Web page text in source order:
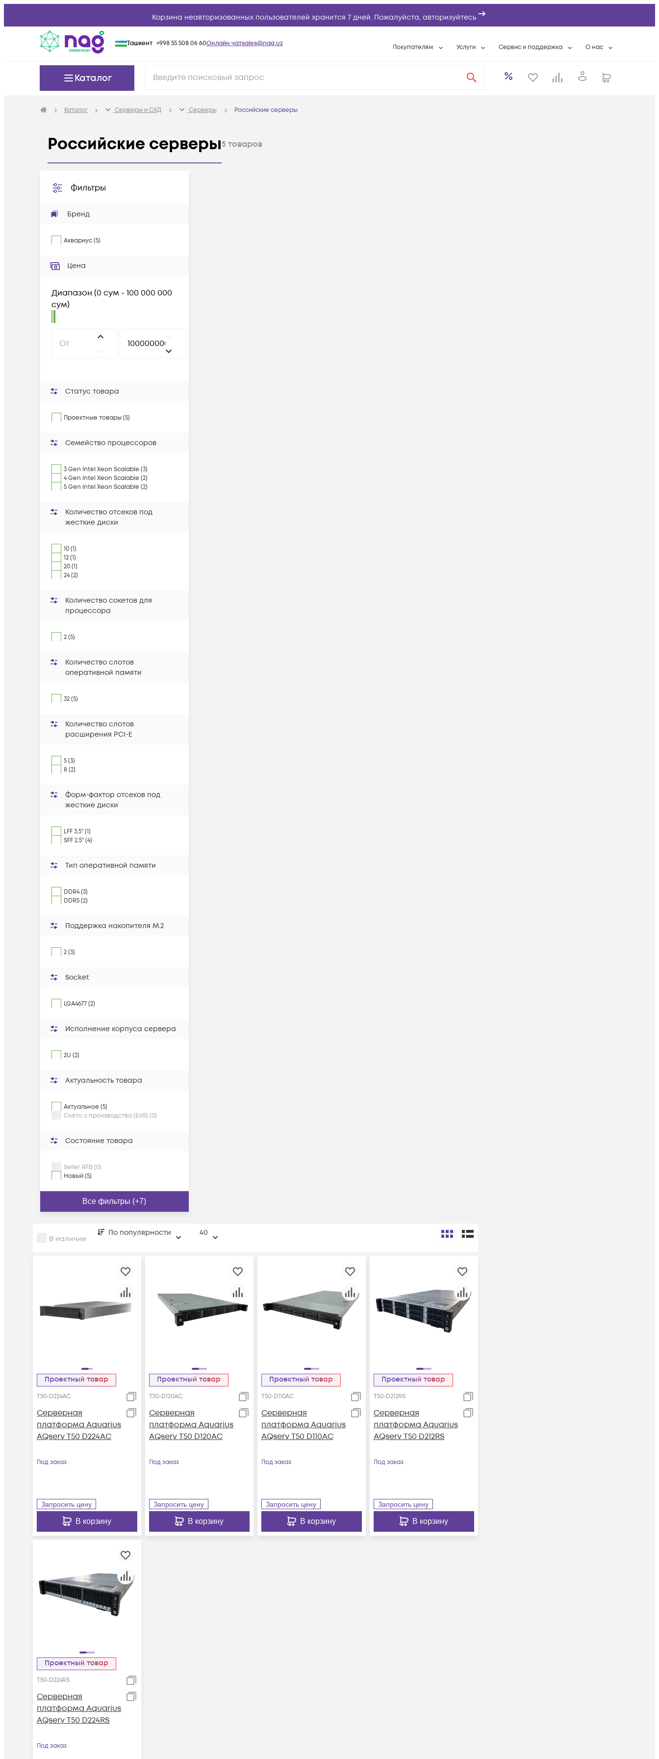
Корзина неавторизованных пользователей хранится 7 дней. Пожалуйста, авторизуйтесь
Ташкент +998 55 508 06 60Онлайн чатsales@nag.uz Покупателям Услуги
Расширенная гарантия
Сервис и поддержка
Разовые выездные работы
О нас
Контактная
Каталог
Каталог Серверы и СХД Серверы Российские серверы
Российские серверы5 товаров
Фильтры
Бренд
Аквариус(5)
Цена
Диапазон (0 сум - 100 000 000
сум)
Статус товара
Проектные товары (5)
Семейство процессоров
3 Gen Intel Xeon Scalable (3)
4 Gen Intel Xeon Scalable (2)
5 Gen Intel Xeon Scalable (2)
Количество отсеков под
жесткие диски
10 (1)
12 (1)
20 (1)
24 (2)
Количество сокетов для
процессора
2 (5)
Количество слотов
оперативной памяти
32 (5)
Количество слотов
расширения PCI-E
5 (3)
8 (2)
Форм-фактор отсеков под
жесткие диски
LFF 3,5" (1)
SFF 2,5" (4)
Тип оперативной памяти
DDR4 (3)
DDR5 (2)
Поддержка накопителя M.2
2 (3)
Socket
LGA4677 (2)
Исполнение корпуса сервера
2U (2)
Актуальность товара
Актуальное (5)
Снято с производства (EoS) (0)
Состояние товара
Seller RFB (0)
Новый (5)
Все фильтры (+7)
В наличии
По популярности 40
Проектный товар
T50-D224AC
Серверная
платформа Aquarius
AQserv T50 D224AC
Под заказ
Запросить цену
В корзину
Проектный товар
T50-D120AC
Серверная
платформа Aquarius
AQserv T50 D120AC
Под заказ
Запросить цену
В корзину
Проектный товар
T50-D110AC
Серверная
платформа Aquarius
AQserv T50 D110AC
Под заказ
Запросить цену
В корзину
Проектный товар
T50-D212RS
Серверная
платформа Aquarius
AQserv T50 D212RS
Под заказ
Запросить цену
В корзину
Проектный товар
T50-D224RS
Серверная
платформа Aquarius
AQserv T50 D224RS
Под заказ